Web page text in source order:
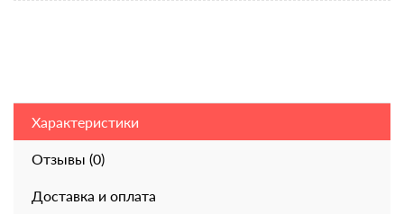
Характеристики
Отзывы (0)
Доставка и оплата